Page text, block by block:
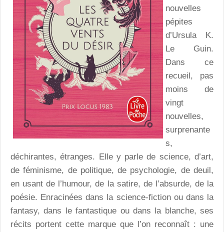
nouvelles
pépites
d’Ursula K.
Le Guin.
Dans ce
recueil, pas
moins de
vingt
nouvelles,
surprenante
s,
déchirantes, étranges. Elle y parle de science, d’art,
de féminisme, de politique, de psychologie, de deuil,
en usant de l’humour, de la satire, de l’absurde, de la
poésie. Enracinées dans la science-fiction ou dans la
fantasy, dans le fantastique ou dans la blanche, ses
récits portent cette marque que l’on reconnaît : une